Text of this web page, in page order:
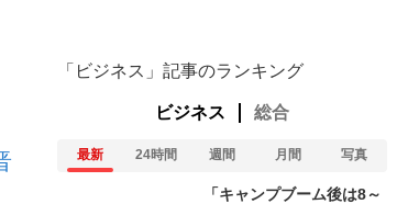
て明かした日本代表監督に...
「ビジネス」記事のランキング
ビジネス 総合
最新 24時間 週間 月間 写真
「キャンプブーム後は8～